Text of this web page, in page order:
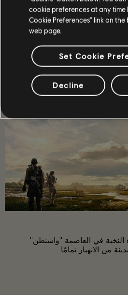
به
النخبة في العاصمة "واشنطن"
من الانهيار تمامًا.
cookie preferences at any time
Cookie Preferences” link on
web page.
Set Cookie
Decline